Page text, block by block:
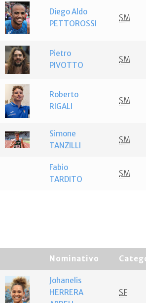
Diego Aldo
PETTOROSSI
SM
Pietro
PIVOTTO
SM
Roberto
RIGALI
SM
Simone
TANZILLI
SM
Fabio
TARDITO
SM
Nominativo
Johanelis
HERRERA
SF